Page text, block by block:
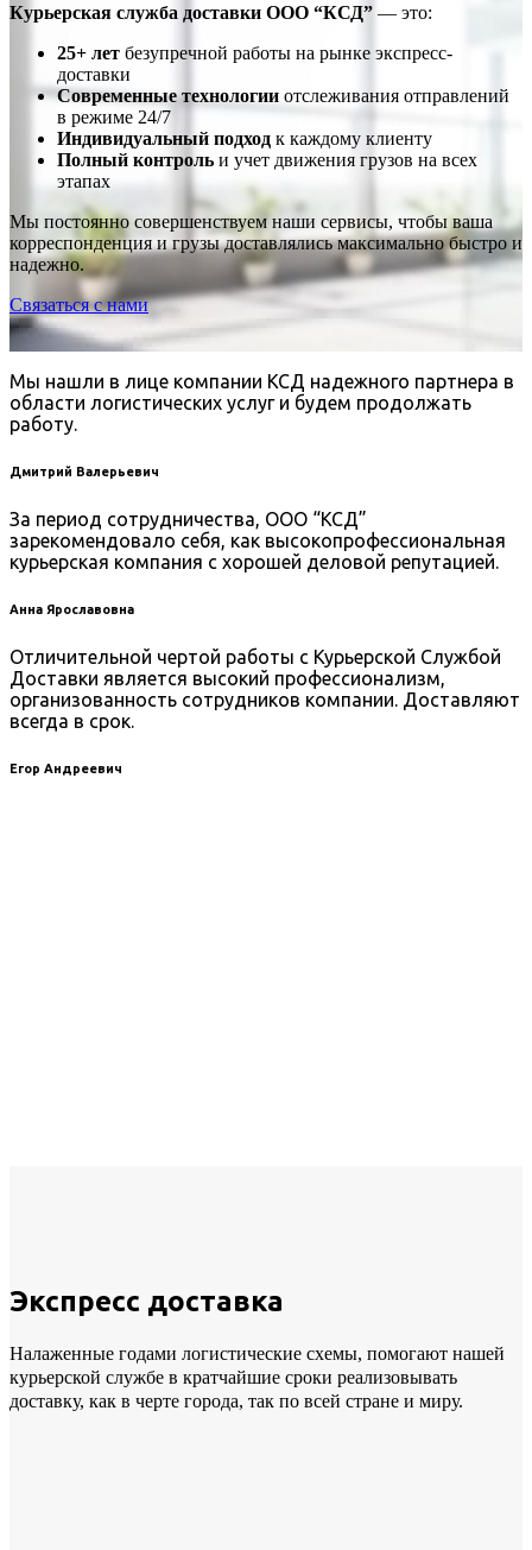
Курьерская служба доставки ООО “КСД” — это:
25+ лет безупречной работы на рынке экспресс-
доставки
Современные технологии отслеживания отправлений
в режиме 24/7
Индивидуальный подход к каждому клиенту
Полный контроль и учет движения грузов на всех
этапах
Мы постоянно совершенствуем наши сервисы, чтобы ваша
корреспонденция и грузы доставлялись максимально быстро и
надежно.
Связаться с нами
Мы нашли в лице компании КСД надежного партнера в
области логистических услуг и будем продолжать
работу.
Дмитрий Валерьевич
За период сотрудничества, ООО “КСД”
зарекомендовало себя, как высокопрофессиональная
курьерская компания с хорошей деловой репутацией.
Анна Ярославовна
Отличительной чертой работы с Курьерской Службой
Доставки является высокий профессионализм,
организованность сотрудников компании. Доставляют
всегда в срок.
Егор Андреевич
Экспресс доставка
Налаженные годами логистические схемы, помогают нашей
курьерской службе в кратчайшие сроки реализовывать
доставку, как в черте города, так по всей стране и миру.